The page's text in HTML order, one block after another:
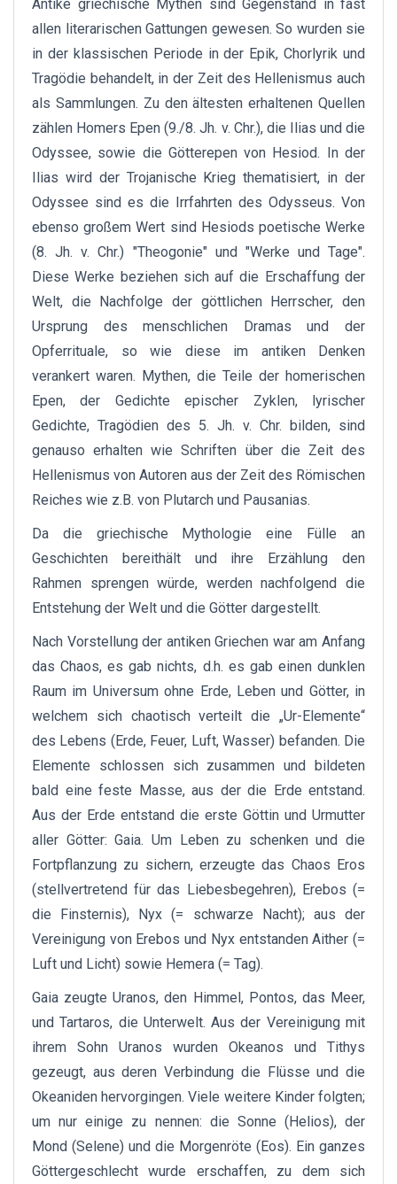
Antike griechische Mythen sind Gegenstand in fast
allen literarischen Gattungen gewesen. So wurden sie
in der klassischen Periode in der Epik, Chorlyrik und
Tragödie behandelt, in der Zeit des Hellenismus auch
als Sammlungen. Zu den ältesten erhaltenen Quellen
zählen Homers Epen (9./8. Jh. v. Chr.), die Ilias und die
Odyssee, sowie die Götterepen von Hesiod. In der
Ilias wird der Trojanische Krieg thematisiert, in der
Odyssee sind es die Irrfahrten des Odysseus. Von
ebenso großem Wert sind Hesiods poetische Werke
(8. Jh. v. Chr.) "Theogonie" und "Werke und Tage".
Diese Werke beziehen sich auf die Erschaffung der
Welt, die Nachfolge der göttlichen Herrscher, den
Ursprung des menschlichen Dramas und der
Opferrituale, so wie diese im antiken Denken
verankert waren. Mythen, die Teile der homerischen
Epen, der Gedichte epischer Zyklen, lyrischer
Gedichte, Tragödien des 5. Jh. v. Chr. bilden, sind
genauso erhalten wie Schriften über die Zeit des
Hellenismus von Autoren aus der Zeit des Römischen
Reiches wie z.B. von Plutarch und Pausanias.
Da die griechische Mythologie eine Fülle an
Geschichten bereithält und ihre Erzählung den
Rahmen sprengen würde, werden nachfolgend die
Entstehung der Welt und die Götter dargestellt.
Nach Vorstellung der antiken Griechen war am Anfang
das Chaos, es gab nichts, d.h. es gab einen dunklen
Raum im Universum ohne Erde, Leben und Götter, in
welchem sich chaotisch verteilt die „Ur-Elemente“
des Lebens (Erde, Feuer, Luft, Wasser) befanden. Die
Elemente schlossen sich zusammen und bildeten
bald eine feste Masse, aus der die Erde entstand.
Aus der Erde entstand die erste Göttin und Urmutter
aller Götter: Gaia. Um Leben zu schenken und die
Fortpflanzung zu sichern, erzeugte das Chaos Eros
(stellvertretend für das Liebesbegehren), Erebos (=
die Finsternis), Nyx (= schwarze Nacht); aus der
Vereinigung von Erebos und Nyx entstanden Aither (=
Luft und Licht) sowie Hemera (= Tag).
Gaia zeugte Uranos, den Himmel, Pontos, das Meer,
und Tartaros, die Unterwelt. Aus der Vereinigung mit
ihrem Sohn Uranos wurden Okeanos und Tithys
gezeugt, aus deren Verbindung die Flüsse und die
Okeaniden hervorgingen. Viele weitere Kinder folgten;
um nur einige zu nennen: die Sonne (Helios), der
Mond (Selene) und die Morgenröte (Eos). Ein ganzes
Göttergeschlecht wurde erschaffen, zu dem sich